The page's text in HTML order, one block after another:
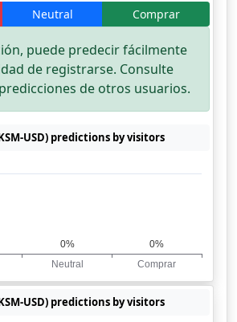
Neutral Comprar
puede predecir fácilmente
de registrarse. Consulte
de otros usuarios.
USD) predictions by visitors
USD) predictions by visitors